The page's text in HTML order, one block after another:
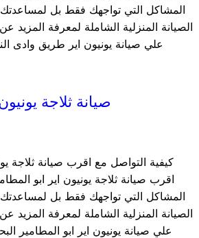
المشاكل التي تواجهك فقط بل
الصيانة المنزلية الشاملة لمعرفة المزيد
علي صيانة يونيون اير طريق وادى
صيانة ثلاجة
كيفية التواصل مع اقرب صيانة ثلاجة
اقرب صيانة ثلاجة يونيون اير ابو
المشاكل التي تواجهك فقط بل
الصيانة المنزلية الشاملة لمعرفة المزيد
علي صيانة يونيون اير ابو المطامير